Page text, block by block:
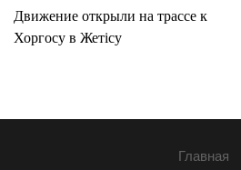
Движение открыли на трассе к
Хоргосу в Жетісу
Главная